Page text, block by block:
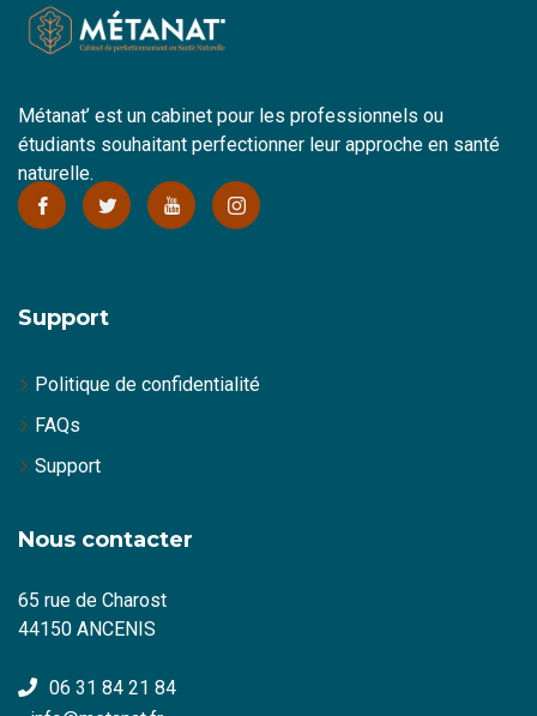
Métanat’ est un cabinet pour les professionnels ou
étudiants souhaitant perfectionner leur approche en santé
naturelle.
Support
Politique de confidentialité
FAQs
Support
Nous contacter
65 rue de Charost
44150 ANCENIS
06 31 84 21 84